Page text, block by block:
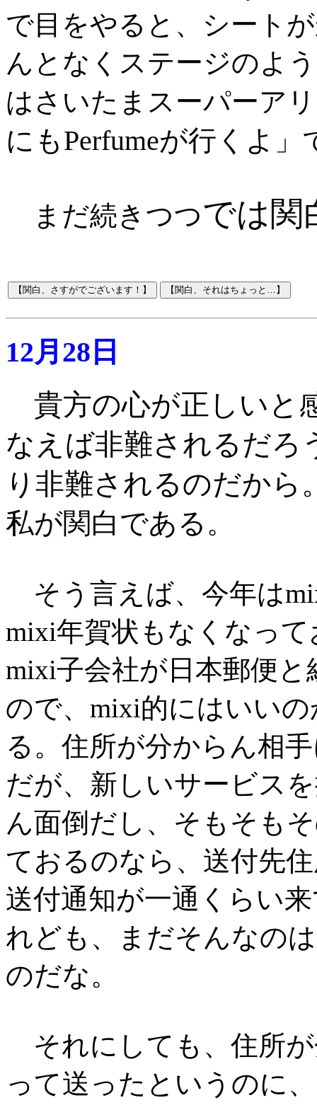
で目をやると、シート
んとなくステージのよ
はさいたまスーパーア
にもPerfumeが行くよ
まだ続きつつでは関
12月28日
貴方の心が正しいと
なえば非難されるだろ
り非難されるのだから
私が関白である 。
そう言えば、今年は
mixi年賀状もなくなっ
mixi子会社が日本郵便
ので、mixi的にはいい
る。住所が分からん相
だが、新しいサービス
ん面倒だし、そもそも
ておるのなら、送付先
送付通知が一通くらい
れども、まだそんなの
のだな。
それにしても、住所
って送ったというのに